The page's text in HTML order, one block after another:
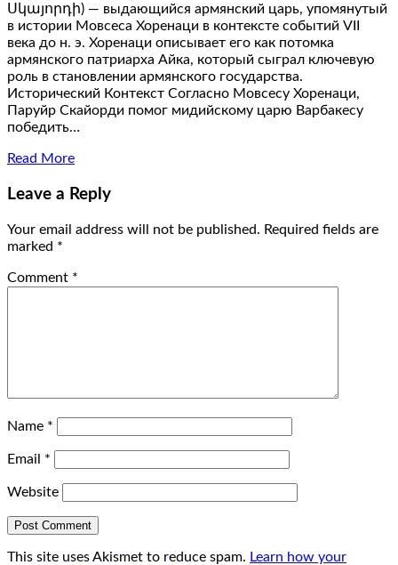
Սկայորդի) — выдающийся армянский царь, упомянутый
в истории Мовсеса Хоренаци в контексте событий VII
века до н. э. Хоренаци описывает его как потомка
армянского патриарха Айка, который сыграл ключевую
роль в становлении армянского государства.
Исторический Контекст Согласно Мовсесу Хоренаци,
Паруйр Скайорди помог мидийскому царю Варбакесу
победить…
Read More
Leave a Reply
Your email address will not be published. Required fields are
marked *
Comment *
Name *
Email *
Website
This site uses Akismet to reduce spam. Learn how your